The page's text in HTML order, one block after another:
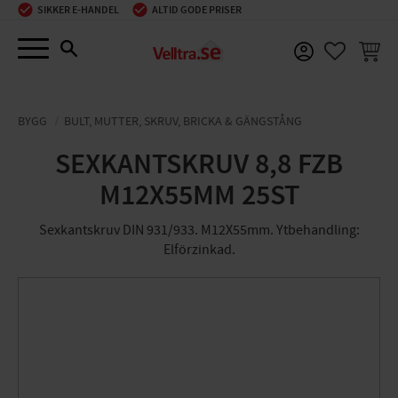
Menu
SIKKER E-HANDEL ALTID GODE PRISER
BYGG BULT, MUTTER, SKRUV, BRICKA & GÄNGSTÅNG
SEXKANTSKRUV 8,8 FZB
M12X55MM 25ST
Sexkantskruv DIN 931/933. M12X55mm. Ytbehandling:
Elförzinkad.